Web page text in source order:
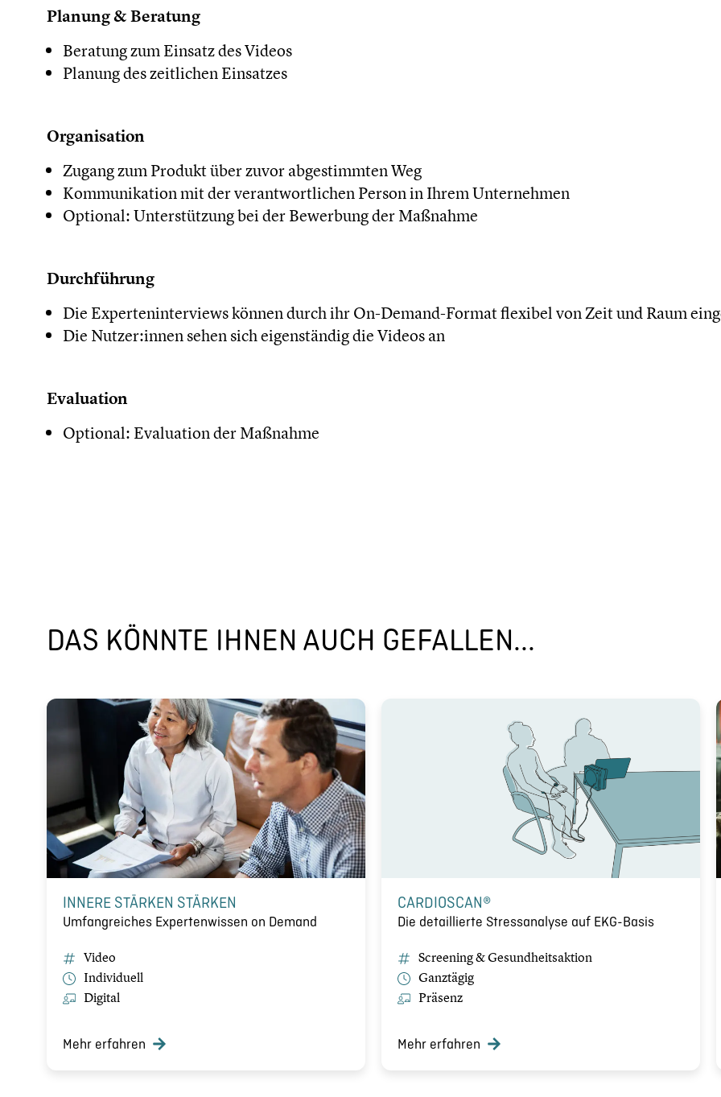
Planung & Beratung
Beratung zum Einsatz des Videos
Planung des zeitlichen Einsatzes
Organisation
Zugang zum Produkt über zuvor abgestimmten Weg
Kommunikation mit der verantwortlichen Person in Ihrem Unternehmen
Optional: Unterstützung bei der Bewerbung der Maßnahme
Durchführung
Die Experteninterviews können durch ihr On-Demand-Format flexibel von Zeit und Raum
Die Nutzer:innen sehen sich eigenständig die Videos an
Evaluation
Optional: Evaluation der Maßnahme
DAS KÖNNTE IHNEN AUCH GEFALLEN...
INNERE STÄRKEN STÄRKEN
Umfangreiches Expertenwissen on Demand
Video
Individuell
Digital
Mehr erfahren
CARDIOSCAN®
Die detaillierte Stressanalyse auf EKG-Basis
Screening & Gesundheitsaktion
Ganztägig
Präsenz
Mehr erfahren